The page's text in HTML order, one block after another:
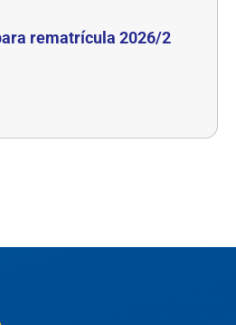
rematrícula 2026/2